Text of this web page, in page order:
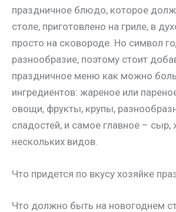
праздничное блюдо, которое
столе, приготовлено на гриле, в
просто на сковороде. Но символ
разнообразие, поэтому стоит
праздничное меню как можно
ингредиентов: жареное или
овощи, фрукты, крупы,
сладостей, и самое главное – сыр,
нескольких видов.
Что придется по вкусу хозяйке
Что должно быть на новогоднем